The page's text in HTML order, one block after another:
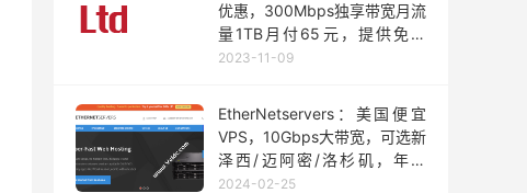
优惠，300Mbps独享带宽月流
量1TB月付65元，提供免费
CDN用于连接ChatGPT 等AI
2023-11-09
EtherNetservers：美国便宜
VPS，10Gbps大带宽，可选新
泽西/迈阿密/洛杉矶，年付
$14.95起
2024-02-25